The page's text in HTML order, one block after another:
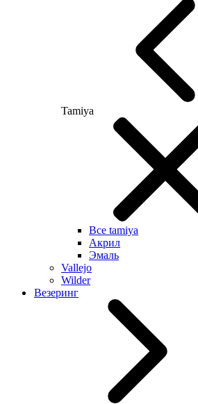
Tamiya
Все tamiya
Акрил
Эмаль
Vallejo
Wilder
Везеринг